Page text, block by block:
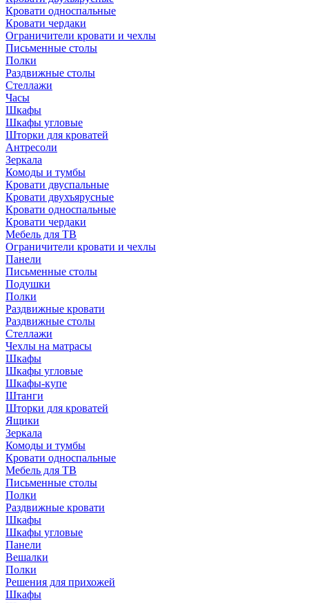
Кровати односпальные
Кровати чердаки
Ограничители кровати и чехлы
Письменные столы
Полки
Раздвижные столы
Стеллажи
Часы
Шкафы
Шкафы угловые
Шторки для кроватей
Антресоли
Зеркала
Комоды и тумбы
Кровати двуспальные
Кровати двухъярусные
Кровати односпальные
Кровати чердаки
Мебель для ТВ
Ограничители кровати и чехлы
Панели
Письменные столы
Подушки
Полки
Раздвижные кровати
Раздвижные столы
Стеллажи
Чехлы на матрасы
Шкафы
Шкафы угловые
Шкафы-купе
Штанги
Шторки для кроватей
Ящики
Зеркала
Комоды и тумбы
Кровати односпальные
Мебель для ТВ
Письменные столы
Полки
Раздвижные кровати
Шкафы
Шкафы угловые
Панели
Вешалки
Полки
Решения для прихожей
Шкафы